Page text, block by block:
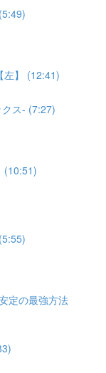
左】 (12:41)
ス- (7:27)
(10:51)
定の最強方法